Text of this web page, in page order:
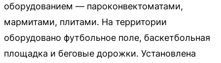
оборудованием — пароконвектоматами,
мармитами, плитами. На территории
оборудовано футбольное поле, баскетбольная
площадка и беговые дорожки. Установлена